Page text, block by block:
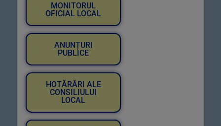
MONITORUL
OFICIAL LOCAL
ANUNȚURI
PUBLICE
HOTĂRĂRI ALE
CONSILIULUI
LOCAL